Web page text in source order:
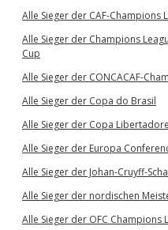
Alle Sieger der CAF-Champions
Alle Sieger der Champions
Cup
Alle Sieger der CONCACAF-
Alle Sieger der Copa do Brasil
Alle Sieger der Copa
Alle Sieger der Europa
Alle Sieger der Johan-Cruyff-
Alle Sieger der nordischen
Alle Sieger der OFC Champions